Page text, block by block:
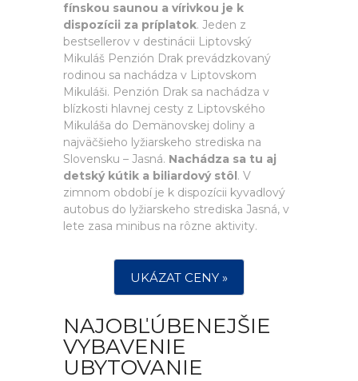
fínskou saunou a vírivkou je k
dispozícii za príplatok. Jeden z
bestsellerov v destinácii Liptovský
Mikuláš Penzión Drak prevádzkovaný
rodinou sa nachádza v Liptovskom
Mikuláši. Penzión Drak sa nachádza v
blízkosti hlavnej cesty z Liptovského
Mikuláša do Demänovskej doliny a
najväčšieho lyžiarskeho strediska na
Slovensku – Jasná. Nachádza sa tu aj
detský kútik a biliardový stôl. V
zimnom období je k dispozícii kyvadlový
autobus do lyžiarskeho strediska Jasná, v
lete zasa minibus na rôzne aktivity.
UKÁZAT CENY »
NAJOBĽÚBENEJŠIE
VYBAVENIE
UBYTOVANIE